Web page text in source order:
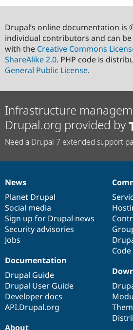
Drupal’s online documentation is
individual contributors and can
with the Creative Commons
ShareAlike 2.0. PHP code is
General Public License.
Infrastructure
Drupal.org provided by
Need a Drupal 7 extended support
News
items
News
Planet Drupal
Social media
Sign up for Drupal news
Security advisories
Jobs
Our
community
Documentation
Documentation
Drupal Guide
Drupal User Guide
Developer docs
API.Drupal.org
Drupal
code
base
Governance
of
community
About